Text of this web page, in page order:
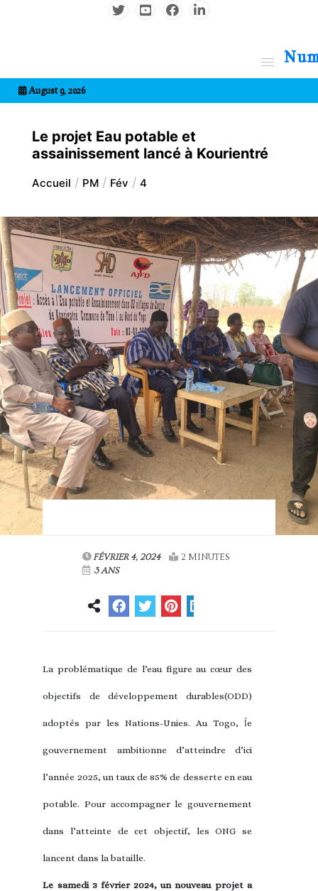
August 9, 2026
Le projet Eau potable et
assainissement lancé à Kourientré
Accueil PM Fév 4
FÉVRIER 4, 2024
2 MINUTES
3 ANS
La problématique de l’eau figure au cœur des
objectifs de développement durables(ODD)
adoptés par les Nations-Unies. Au Togo, ĺe
gouvernement ambitionne d’atteindre d’ici
l’année 2025, un taux de 85% de desserte en eau
potable. Pour accompagner le gouvernement
dans l’atteinte de cet objectif, les ONG se
lancent dans labataille.
Le samedi 3 février 2024, un nouveau projet a